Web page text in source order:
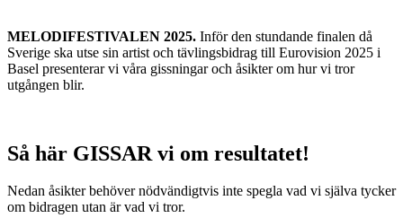
MELODIFESTIVALEN 2025. Inför den stundande finalen då
Sverige ska utse sin artist och tävlingsbidrag till Eurovision 2025 i
Basel presenterar vi våra gissningar och åsikter om hur vi tror
utgången blir.
Så här GISSAR vi om resultatet!
Nedan åsikter behöver nödvändigtvis inte spegla vad vi själva tycker
om bidragen utan är vad vi tror.